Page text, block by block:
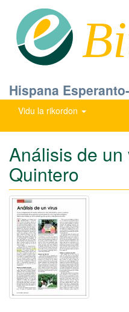
Hispana
Vidu la rikordon
Análisis de
Quintero